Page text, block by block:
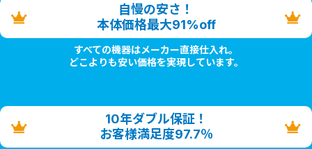
自慢の安さ！
本体価格最大91%off
すべての機器はメーカー直接仕入れ。
どこよりも安い価格を実現しています。
10年ダブル保証！
お客様満足度97.7％